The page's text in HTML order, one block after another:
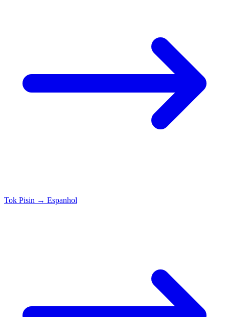
Tok Pisin → Espanhol